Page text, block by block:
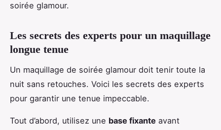
soirée glamour.
Les secrets des experts pour un maquillage
longue tenue
Un maquillage de soirée glamour doit tenir toute la
nuit sans retouches. Voici les secrets des experts
pour garantir une tenue impeccable.
Tout d’abord, utilisez une base fixante avant